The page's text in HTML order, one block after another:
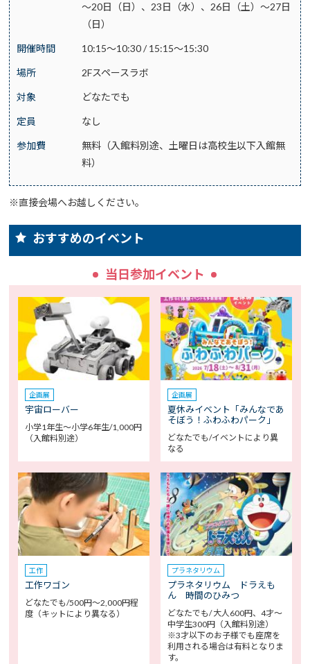
～20日（日）、23日（水）、26日（土）～27日
（日）
開催時間 10:15～10:30 / 15:15～15:30
場所 2Fスペースラボ
対象 どなたでも
定員 なし
参加費
無料（入館料別途、土曜日は高校生以下入館無
料）
※直接会場へお越しください。
おすすめのイベント
当日参加イベント
企画展
宇宙ローバー
小学1年生～小学6年生/1,000円
（入館料別途）
企画展
夏休みイベント「みんなであ
そぼう！ふわふわパーク」
どなたでも/イベントにより異
なる
工作
工作ワゴン
どなたでも/500円～2,000円程
度（キットにより異なる）
プラネタリウム
プラネタリウム ドラえも
ん 時間のひみつ
どなたでも/ 大人600円、4才～
中学生300円（入館料別途）
※3才以下のお子様でも座席を
利用される場合は有料となりま
す。